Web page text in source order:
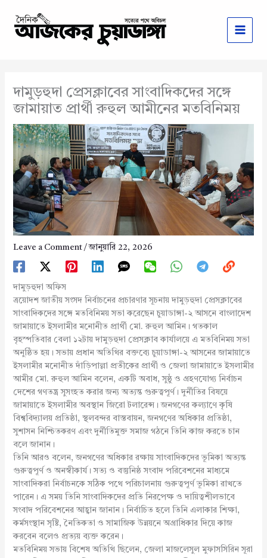
content
দামুড়হুদা প্রেসক্লাবের সাংবাদিকদের সঙ্গে
জামায়াত প্রার্থী রুহুল আমীনের মতবিনিময়
Leave a Comment /জানুয়ারি 22, 2026
দামুড়হুদা অফিস
ত্রয়োদশ জাতীয় সংসদ নির্বাচনের প্রচারণার সূচনায় দামুড়হুদা প্রেসক্লাবের
সাংবাদিকদের সঙ্গে মতবিনিময় সভা করেছেন চুয়াডাঙ্গা-২ আসনে বাংলাদেশ
জামায়াতে ইসলামীর মনোনীত প্রার্থী মো. রুহুল আমিন। গতকাল
বৃহস্পতিবার বেলা ১২টায় দামুড়হুদা প্রেসক্লাব কার্যালয়ে এ মতবিনিময় সভা
অনুষ্ঠিত হয়। সভায় প্রধান অতিথির বক্তব্যে চুয়াডাঙ্গা-২ আসনের জামায়াতে
ইসলামীর মনোনীত দাঁড়িপাল্লা প্রতীকের প্রার্থী ও জেলা জামায়াতে ইসলামীর
আমীর মো. রুহুল আমিন বলেন, একটি অবাধ, সুষ্ঠু ও গ্রহণযোগ্য নির্বাচন
দেশের গণতন্ত্র সুসংহত করার জন্য অত্যন্ত গুরুত্বপূর্ণ। দুর্নীতির বিষয়ে
জামায়াতে ইসলামীর অবস্থান জিরো টলারেন্স। জনগণের কল্যাণে কৃষি
বিশ্ববিদ্যালয় প্রতিষ্ঠা, স্থলবন্দর বাস্তবায়ন, জনগণের অধিকার প্রতিষ্ঠা,
সুশাসন নিশ্চিতকরণ এবং দুর্নীতিমুক্ত সমাজ গঠনে তিনি কাজ করতে চান
বলে জানান।
তিনি আরও বলেন, জনগণের অধিকার রক্ষায় সাংবাদিকদের ভূমিকা অত্যন্ত
গুরুত্বপূর্ণ ও অনস্বীকার্য। সত্য ও বস্তুনিষ্ঠ সংবাদ পরিবেশনের মাধ্যমে
সাংবাদিকরা নির্বাচনকে সঠিক পথে পরিচালনায় গুরুত্বপূর্ণ ভূমিকা রাখতে
পারেন। এ সময় তিনি সাংবাদিকদের প্রতি নিরপেক্ষ ও দায়িত্বশীলভাবে
সংবাদ পরিবেশনের আহ্বান জানান। নির্বাচিত হলে তিনি এলাকার শিক্ষা,
কর্মসংস্থান সৃষ্টি, নৈতিকতা ও সামাজিক উন্নয়নে অগ্রাধিকার দিয়ে কাজ
করবেন বলেও প্রত্যয় ব্যক্ত করেন।
মতবিনিময় সভায় বিশেষ অতিথি ছিলেন, জেলা মাজলেসুল মুফাসসিরিন সূরা